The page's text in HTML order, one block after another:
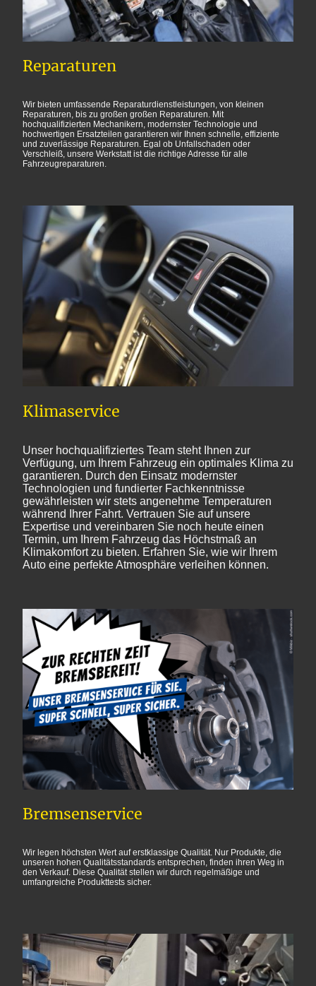
Reparaturen
Wir bieten umfassende Reparaturdienstleistungen, von kleinen
Reparaturen, bis zu großen großen Reparaturen. Mit
hochqualifizierten Mechanikern, modernster Technologie und
hochwertigen Ersatzteilen garantieren wir Ihnen schnelle, effiziente
und zuverlässige Reparaturen. Egal ob Unfallschaden oder
Verschleiß, unsere Werkstatt ist die richtige Adresse für alle
Fahrzeugreparaturen.
Klimaservice
Unser hochqualifiziertes Team steht Ihnen zur
Verfügung, um Ihrem Fahrzeug ein optimales Klima zu
garantieren. Durch den Einsatz modernster
Technologien und fundierter Fachkenntnisse
gewährleisten wir stets angenehme Temperaturen
während Ihrer Fahrt. Vertrauen Sie auf unsere
Expertise und vereinbaren Sie noch heute einen
Termin, um Ihrem Fahrzeug das Höchstmaß an
Klimakomfort zu bieten. Erfahren Sie, wie wir Ihrem
Auto eine perfekte Atmosphäre verleihen können.
Bremsenservice
Wir legen höchsten Wert auf erstklassige Qualität. Nur Produkte, die
unseren hohen Qualitätsstandards entsprechen, finden ihren Weg in
den Verkauf. Diese Qualität stellen wir durch regelmäßige und
umfangreiche Produkttests sicher.